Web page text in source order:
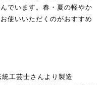
でいます。春・夏の軽やか
使いいただくのがおすすめ
工芸士さんより製造